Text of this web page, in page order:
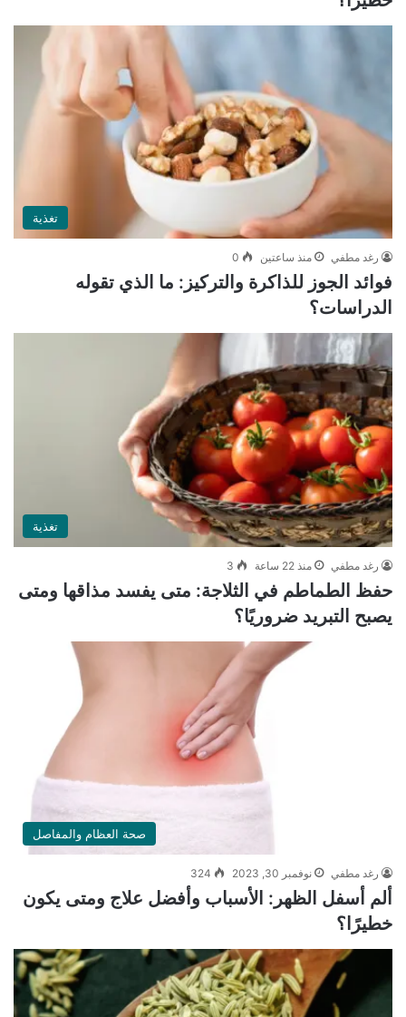
تغذية
رغد مطفي منذ ساعتين 0
فوائد الجوز للذاكرة والتركيز: ما الذي تقوله
الدراسات؟
تغذية
رغد مطفي منذ 22 ساعة 3
حفظ الطماطم في الثلاجة: متى يفسد مذاقها ومتى
يصبح التبريد ضروريًا؟
صحة العظام والمفاصل
رغد مطفي نوفمبر 30, 2023 324
ألم أسفل الظهر: الأسباب وأفضل علاج ومتى يكون
خطيرًا؟